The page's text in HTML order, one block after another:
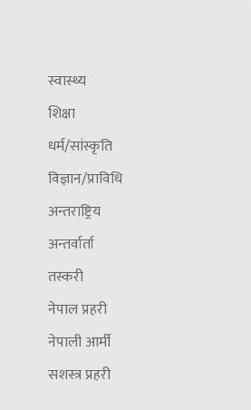
स्वास्थ्य
शिक्षा
धर्म/सांस्कृति
विज्ञान/प्राविधि
अन्तराष्ट्रिय
अन्तर्वार्ता
तस्करी
नेपाल प्रहरी
नेपाली आर्मी
सशस्त्र प्रहरी